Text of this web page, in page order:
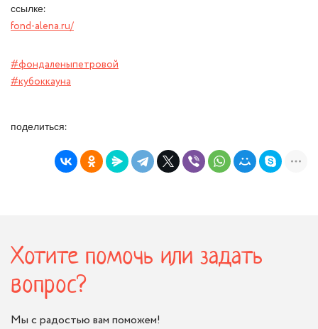
ссылке:
fond-alena.ru/
#фондаленыпетровой
#кубоккауна
поделиться:
Хотите помочь или задать
вопрос?
Мы с радостью вам поможем!